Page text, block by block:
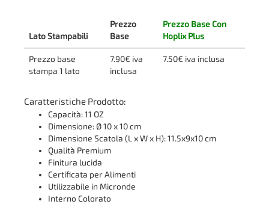
Lato Stampabili
Prezzo
Base
Prezzo Base Con
Hoplix Plus
Prezzo base
stampa 1 lato
7.90€ iva
inclusa
7.50€ iva inclusa
Caratteristiche Prodotto:
Capacità: 11 OZ
Dimensione: Ø 10 x 10 cm
Dimensione Scatola (L x W x H): 11.5x9x10 cm
Qualità Premium
Finitura lucida
Certificata per Alimenti
Utilizzabile in Micronde
Interno Colorato